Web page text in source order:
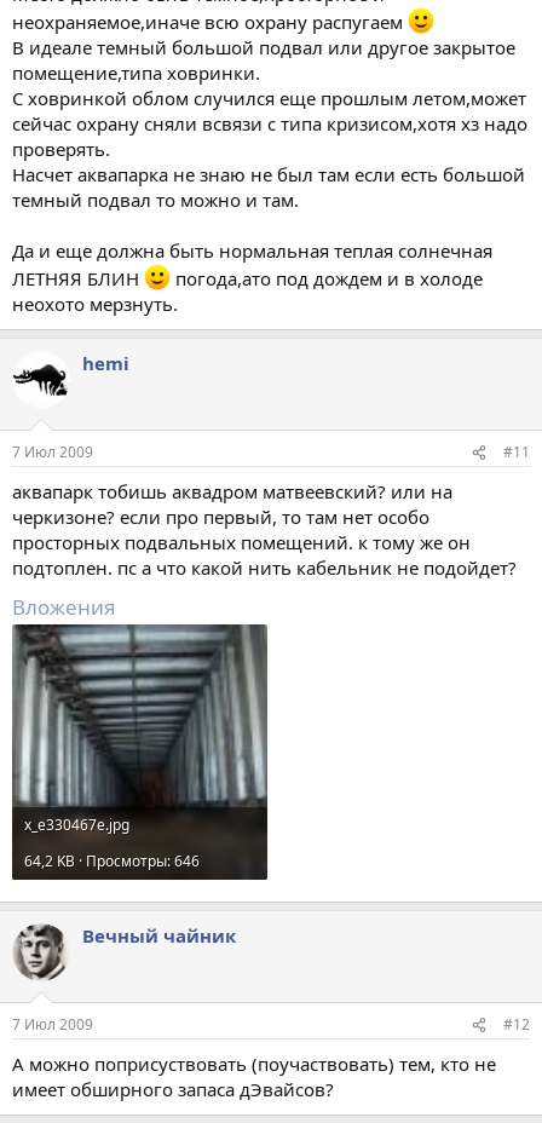
неохраняемое,иначе всю охрану распугаем
В идеале темный большой подвал или другое закрытое
помещение,типа ховринки.
С ховринкой облом случился еще прошлым летом,может
сейчас охрану сняли всвязи с типа кризисом,хотя хз надо
проверять.
Насчет аквапарка не знаю не был там если есть большой
темный подвал то можно и там.
Да и еще должна быть нормальная теплая солнечная
ЛЕТНЯЯ БЛИН
погода,ато под дождем и в холоде
неохото мерзнуть.
hemi
7 Июл 2009 #11
аквапарк тобишь аквадром матвеевский? или на
черкизоне? если про первый, то там нет особо
просторных подвальных помещений. к тому же он
подтоплен. пс а что какой нить кабельник не подойдет?
Вложения
x_e330467e.jpg
64,2 KB · Просмотры: 646
Вечный чайник
7 Июл 2009 #12
А можно поприсуствовать (поучаствовать) тем, кто не
имеет обширного запаса дЭвайсов?